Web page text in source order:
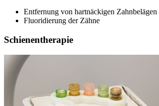
Entfernung von hartnäckigen
Fluoridierung der Zähne
Schienentherapie